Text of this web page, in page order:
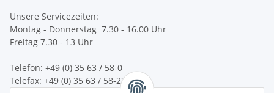
Unsere Servicezeiten:
Montag - Donnerstag 7.30 - 16.00 Uhr
Freitag 7.30 - 13 Uhr
Telefon: +49 (0) 35 63 / 58-0
Telefax: +49 (0) 35 63 / 58-231